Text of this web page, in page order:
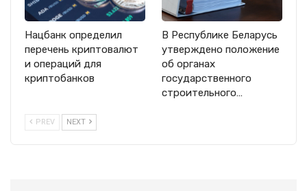
Нацбанк определил
перечень криптовалют
и операций для
криптобанков
В Республике Беларусь
утверждено положение
об органах
государственного
строительного…
PREV NEXT